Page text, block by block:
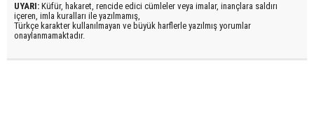
UYARI: Küfür, hakaret, rencide edici cümleler veya imalar, inançlara saldırı
içeren, imla kuralları ile yazılmamış,
Türkçe karakter kullanılmayan ve büyük harflerle yazılmış yorumlar
onaylanmamaktadır.